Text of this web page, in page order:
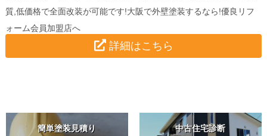
質,低価格で全面改装が可能です!大阪で外壁塗装するなら!優良リフ
ォーム会員加盟店へ
詳細はこちら
簡単塗装見積り
中古住宅診断